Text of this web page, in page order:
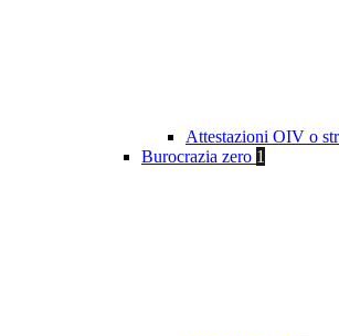
Attestazioni OIV o
Burocrazia zero 1